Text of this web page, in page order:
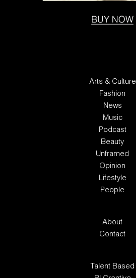
Arts & Culture
Fashion
News
Music
Podcast
Beauty
Unframed
Opinion
Lifestyle
People
About
Contact
Talent Based